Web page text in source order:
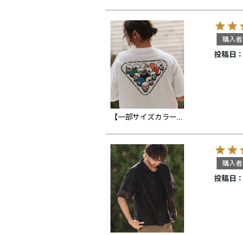
【一部サイズカラー予約販売8月上旬～中旬入荷】【CAMBIO(カンビオ)】プリントT_Billiards Tシャツ(CASD-150)
購入者
投稿日
購入者
投稿日